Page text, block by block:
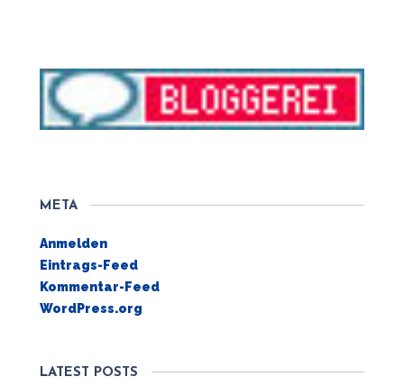
META
Anmelden
Eintrags-Feed
Kommentar-Feed
WordPress.org
LATEST POSTS